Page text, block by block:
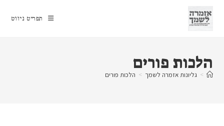
content
תפריט ניווט
הלכות פורים
> גליונות אזמרה לשמך > הלכות פורים